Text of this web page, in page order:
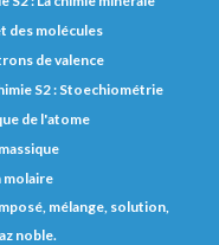
des molécules
de valence
S2 : Stoechiométrie
de l'atome
molaire
mélange, solution,
noble.